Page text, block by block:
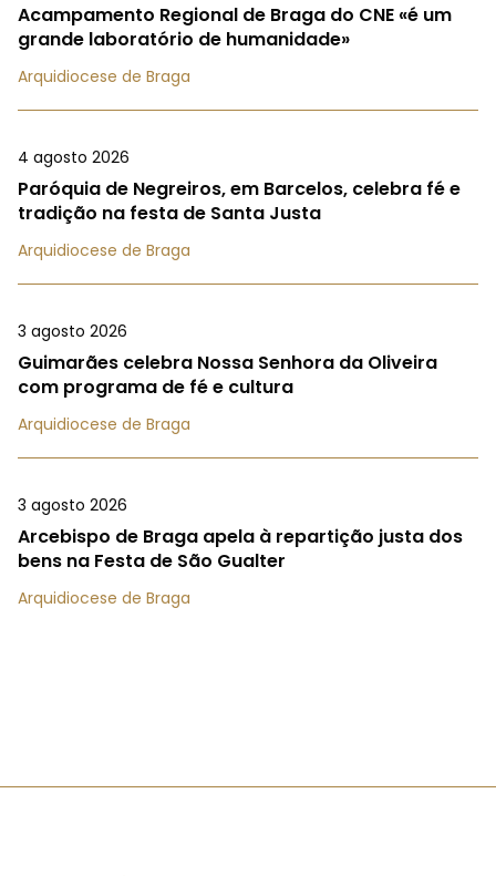
Acampamento Regional de Braga do CNE «é um
grande laboratório de humanidade»
Arquidiocese de Braga
4 agosto 2026
Paróquia de Negreiros, em Barcelos, celebra fé e
tradição na festa de Santa Justa
Arquidiocese de Braga
3 agosto 2026
Guimarães celebra Nossa Senhora da Oliveira
com programa de fé e cultura
Arquidiocese de Braga
3 agosto 2026
Arcebispo de Braga apela à repartição justa dos
bens na Festa de São Gualter
Arquidiocese de Braga